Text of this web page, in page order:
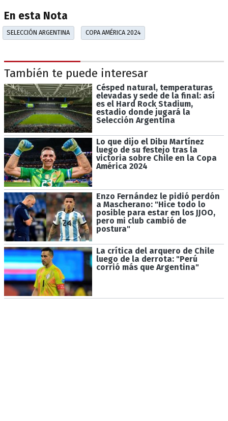
En esta Nota
SELECCIÓN ARGENTINA COPA AMÉRICA 2024
También te puede interesar
Césped natural, temperaturas
elevadas y sede de la final: así
es el Hard Rock Stadium,
estadio donde jugará la
Selección Argentina
Lo que dijo el Dibu Martínez
luego de su festejo tras la
victoria sobre Chile en la Copa
América 2024
Enzo Fernández le pidió perdón
a Mascherano: "Hice todo lo
posible para estar en los JJOO,
pero mi club cambió de
postura"
La crítica del arquero de Chile
luego de la derrota: "Perú
corrió más que Argentina"